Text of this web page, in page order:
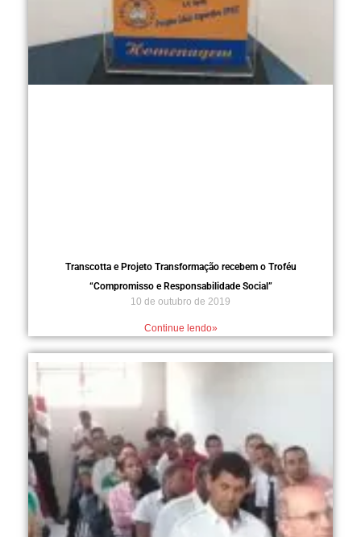
Transcotta e Projeto Transformação recebem o Troféu
“Compromisso e Responsabilidade Social”
10 de outubro de 2019
Continue lendo»